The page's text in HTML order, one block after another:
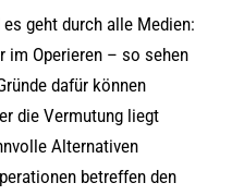
geht durch alle Medien:
im Operieren – so sehen
dafür können
die Vermutung liegt
Alternativen
betreffen den